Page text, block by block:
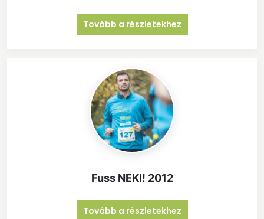
Tovább a részletekhez
Fuss NEKI! 2012
Tovább a részletekhez